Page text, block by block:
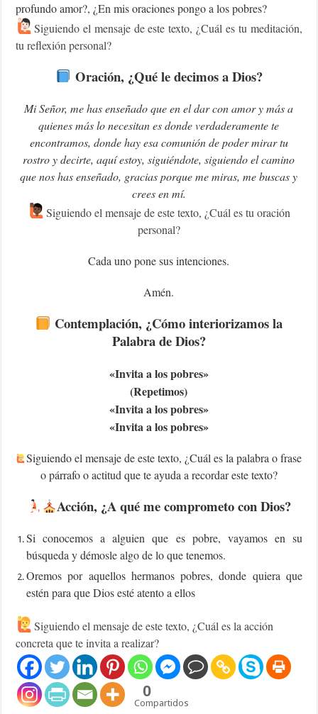
profundo amor?, ¿En mis oraciones pongo a los pobres?
Siguiendo el mensaje de este texto, ¿Cuál es tu meditación,
tu reflexión personal?
Oración, ¿Qué le decimos a Dios?
Mi Señor, me has enseñado que en el dar con amor y más a
quienes más lo necesitan es donde verdaderamente te
encontramos, donde hay esa comunión de poder mirar tu
rostro y decirte, aquí estoy, siguiéndote, siguiendo el camino
que nos has enseñado, gracias porque me miras, me buscas y
crees en mí.
Siguiendo el mensaje de este texto, ¿Cuál es tu oración
personal?
Cada uno pone sus intenciones.
Amén.
Contemplación, ¿Cómo interiorizamos la
Palabra de Dios?
«Invita a los pobres»
(Repetimos)
«Invita a los pobres»
«Invita a los pobres»
Siguiendo el mensaje de este texto, ¿Cuál es la palabra o frase
o párrafo o actitud que te ayuda a recordar este texto?
Acción, ¿A qué me comprometo con Dios?
Si conocemos a alguien que es pobre, vayamos en su
búsqueda y démosle algo de lo que tenemos.
Oremos por aquellos hermanos pobres, donde quiera que
estén para que Dios esté atento a ellos
Siguiendo el mensaje de este texto, ¿Cuál es la acción
concreta que te invita a realizar?
0
Compartidos